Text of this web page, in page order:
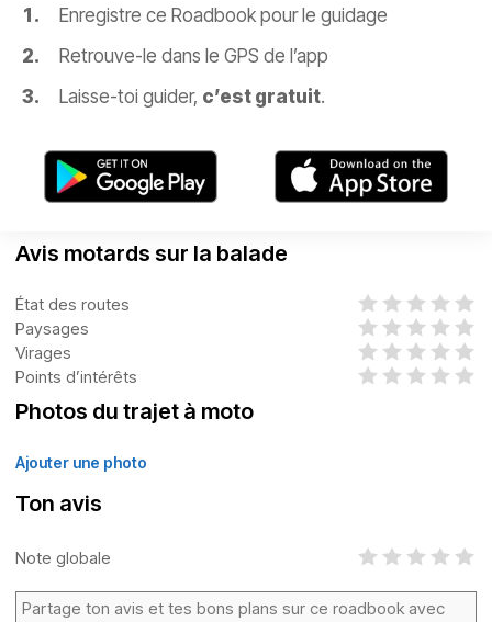
Enregistre ce Roadbook pour le guidage
Retrouve-le dans le GPS de l’app
Laisse-toi guider, c’est gratuit.
Avis motards sur la balade
État des routes
Paysages
Virages
Points d’intérêts
Photos du trajet à moto
Ajouter une photo
Ton avis
Note globale